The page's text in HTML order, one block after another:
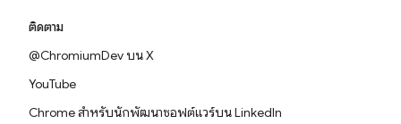
ติดตาม
@ChromiumDev บน X
YouTube
Chrome สำหรับนักพัฒนาซอฟต์แวร์บน LinkedIn